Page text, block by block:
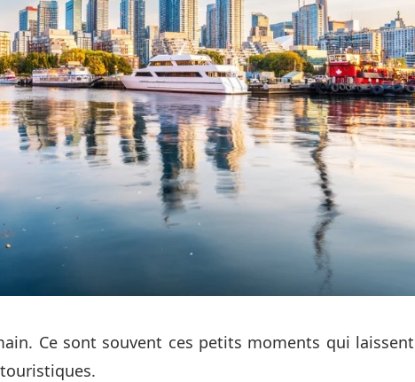
Ce sont souvent ces petits moments qui laissent